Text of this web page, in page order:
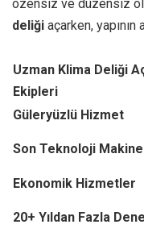
özensiz ve düzensiz
deliği açarken, yapının
Uzman Klima Deliği
Ekipleri
Güleryüzlü Hizmet
Son Teknoloji
Ekonomik Hizmetler
20+ Yıldan Fazla